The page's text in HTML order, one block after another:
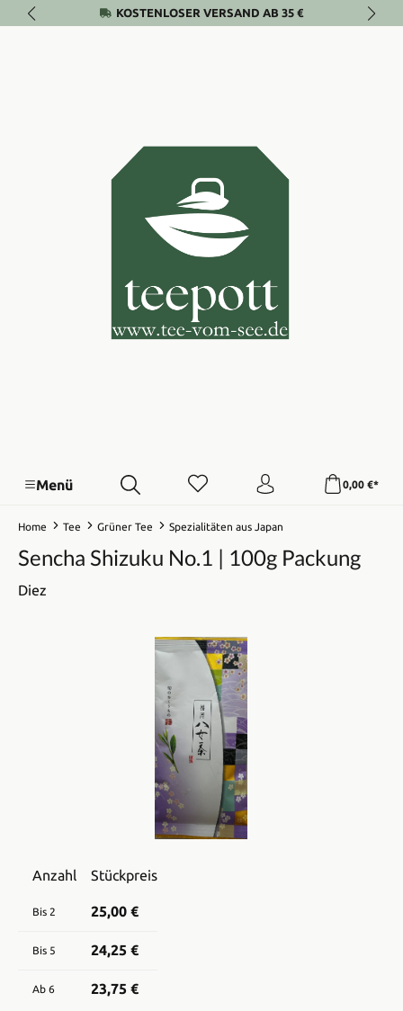
Zum Hauptinhalt springenKOSTENLOSER VERSAND AB 35 €
Menü 0,00 €*
Home Tee Grüner Tee Spezialitäten aus Japan
Sencha Shizuku No.1 | 100g Packung
Diez
Bildergalerie überspringen
Anzahl Stückpreis
Bis 2 25,00 €
Bis 5 24,25 €
Ab 6 23,75 €